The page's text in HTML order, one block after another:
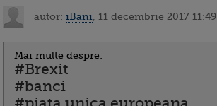
autor: iBani , 11 decembrie 2017 11:49
Mai multe despre:
#Brexit
#banci